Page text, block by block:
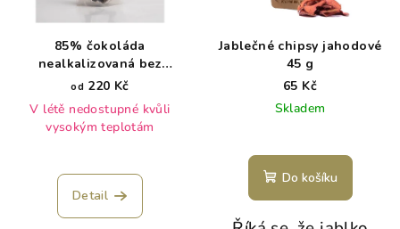
85% čokoláda
nealkalizovaná bez
lecitinu Bio
od 220 Kč
V létě nedostupné kvůli
vysokým teplotám
hodnocení
produktu
Detail
Jablečné chipsy jahodové
45 g
65 Kč
Skladem
Do košíku